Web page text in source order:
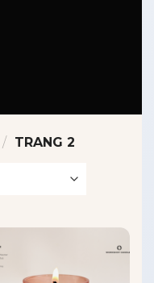
/ TRANG 2